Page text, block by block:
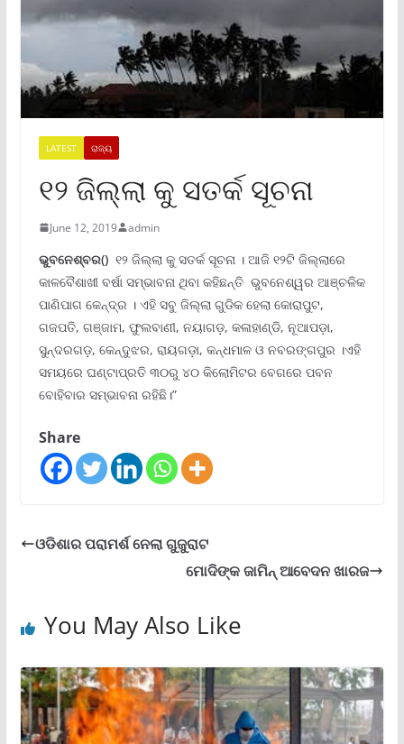
LATEST ରାଜ୍ୟ
୧୨ ଜିଲ୍ଲା କୁ ସତର୍କ ସୂଚନା
June 12, 2019 admin
ଭୁବନେଶ୍ବର()୧୨ ଜିଲ୍ଲା କୁ ସତର୍କ ସୂଚନା । ଆଜି ୧୨ଟି ଜିଲ୍ଲାରେ
କାଳବୈଶାଖୀ ବର୍ଷା ସମ୍ଭାବନା ଥିବା କହିଛନ୍ତି ଭୁବନେଶ୍ୱର ଆଞ୍ଚଳିକ
ପାଣିପାଗ କେନ୍ଦ୍ର । ଏହି ସବୁ ଜିଲ୍ଲା ଗୁଡିକ ହେଲା କୋରାପୁଟ,
ଗଜପତି, ଗଞ୍ଜାମ, ଫୁଲବାଣୀ, ନୟାଗଡ଼, କଳାହାଣ୍ଡି, ନୂଆପଡ଼ା,
ସୁନ୍ଦରଗଡ଼, କେନ୍ଦୁଝର, ରାୟଗଡ଼ା, କନ୍ଧମାଳ ଓ ନବରଙ୍ଗପୁର ।ଏହି
ସମୟରେ ଘଣ୍ଟାପ୍ରତି ୩୦ରୁ ୪୦ କିଲୋମିଟର ବେଗରେ ପବନ
ବୋହିବାର ସମ୍ଭାବନା ରହିଛି।”
Share
ଓଡିଶାର ପରାମର୍ଶ ନେଲା ଗୁଜୁରାଟ
ମୋଦିଙ୍କ ଜାମିନ୍ ଆବେଦନ ଖାରଜ
You May Also Like